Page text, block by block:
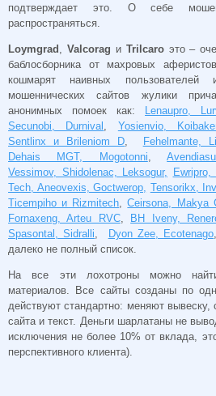
подтверждает это. О себе
распространяться.
Loymgrad , Valcorag и Trilcaroэто –
баблосборника от махровых
кошмарят наивных пользователей
мошеннических сайтов жулики
анонимных помоек как:
Lenaupro,
Secunobi, Durnival , Yosienvio,
Sentlinx и Brileniom D, Fehelmante,
Dehais MGT, Mogotonni,
Vessimov, Shidolenac, Leksogur,
Tech, Aneovexis, Goctwerop, Tensorikx,
Ticempiho и Rizmitech,Ceirsona, Makya
Fornaxeng, Arteu RVC, BH Iveny,
Spasontal, Sidralli, Dyon Zee, Ecotenago
далеко не полный список.
На все эти лохотроны можно найти
материалов. Все сайты созданы по
действуют стандартно: меняют вывеску,
сайта и текст. Деньги шарлатаны не
исключения не более 10% от вклада,
перспективного клиента).